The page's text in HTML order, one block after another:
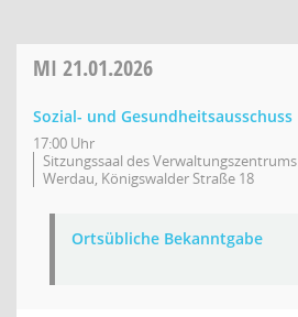
MI 21.01.2026
Sozial- und Gesundheitsausschuss
17:00 Uhr
Sitzungssaal des
Werdau, Königswalder Straße 18
Ortsübliche Bekanntgabe